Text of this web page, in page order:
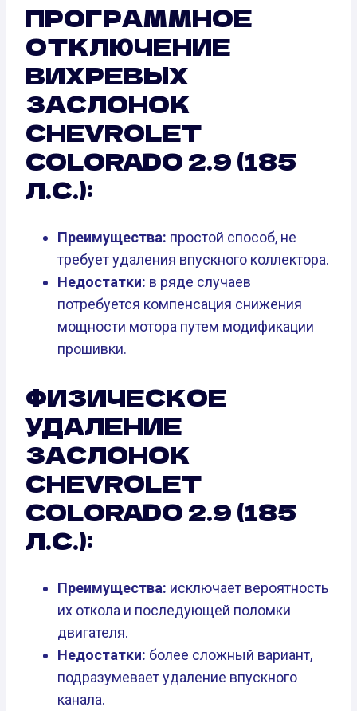
ПРОГРАММНОЕ
ОТКЛЮЧЕНИЕ
ВИХРЕВЫХ
ЗАСЛОНОК
CHEVROLET
COLORADO 2.9 (185
Л.С.):
Преимущества: простой способ, не
требует удаления впускного коллектора.
Недостатки: в ряде случаев
потребуется компенсация снижения
мощности мотора путем модификации
прошивки.
ФИЗИЧЕСКОЕ
УДАЛЕНИЕ
ЗАСЛОНОК
CHEVROLET
COLORADO 2.9 (185
Л.С.):
Преимущества: исключает вероятность
их откола и последующей поломки
двигателя.
Недостатки: более сложный вариант,
подразумевает удаление впускного
канала.